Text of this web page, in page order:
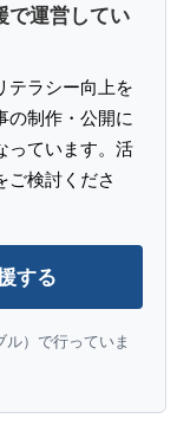
で運営してい
テラシー向上を
の制作・公開に
っています。活
ご検討くださ
する
）で行っていま